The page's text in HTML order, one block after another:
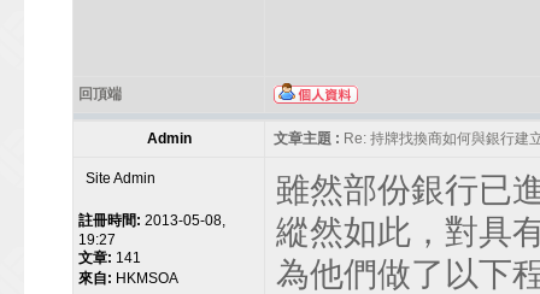
回頂端
Admin 文章主題 : Re: 持牌找換商如何與銀行建
Site Admin
註冊時間: 2013-05-08,
19:27
文章: 141
來自: HKMSOA
雖然部份銀行已
縱然如此，對具
為他們做了以下